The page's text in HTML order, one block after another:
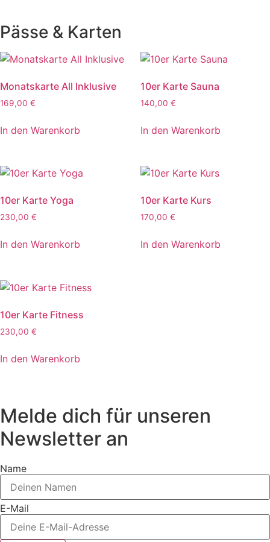
Pässe & Karten
Monatskarte All Inklusive
169,00 €
In den Warenkorb
10er Karte Sauna
140,00 €
In den Warenkorb
10er Karte Yoga
230,00 €
In den Warenkorb
10er Karte Kurs
170,00 €
In den Warenkorb
10er Karte Fitness
230,00 €
In den Warenkorb
Melde dich für unseren
Newsletter an
Name
E-Mail